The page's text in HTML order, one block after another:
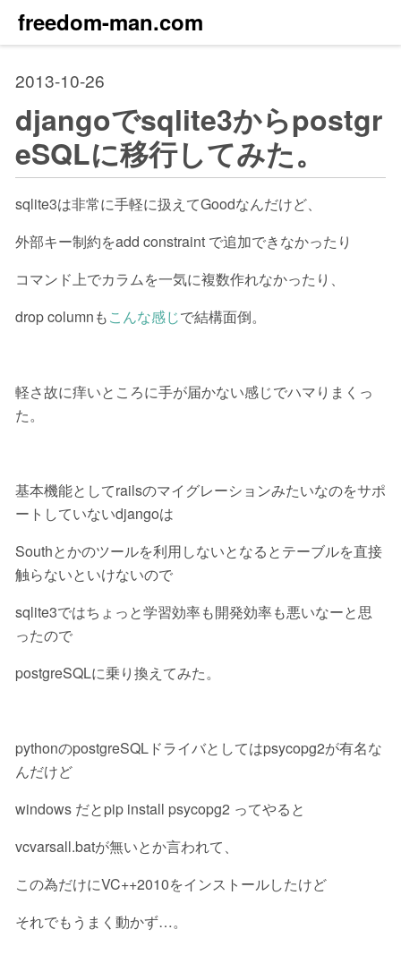
freedom-man.com
2013-10-26
djangoでsqlite3からpostgr
eSQLに移行してみた。
sqlite3は非常に手軽に扱えてGoodなんだけど、
外部キー制約をadd constraint で追加できなかったり
コマンド上でカラムを一気に複数作れなかったり、
drop columnもこんな感じで結構面倒。
軽さ故に痒いところに手が届かない感じでハマりまくっ
た。
基本機能としてrailsのマイグレーションみたいなのをサポ
ートしていないdjangoは
Southとかのツールを利用しないとなるとテーブルを直接
触らないといけないので
sqlite3ではちょっと学習効率も開発効率も悪いなーと思
ったので
postgreSQLに乗り換えてみた。
pythonのpostgreSQLドライバとしてはpsycopg2が有名な
んだけど
windows だとpip install psycopg2 ってやると
vcvarsall.batが無いとか言われて、
この為だけにVC++2010をインストールしたけど
それでもうまく動かず…。